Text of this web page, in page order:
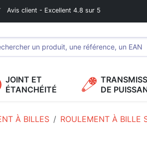
Avis client - Excellent 4.8 sur 5
JOINT ET
ÉTANCHÉITÉ
DE
À BILLES ROULEMENT À BILLE